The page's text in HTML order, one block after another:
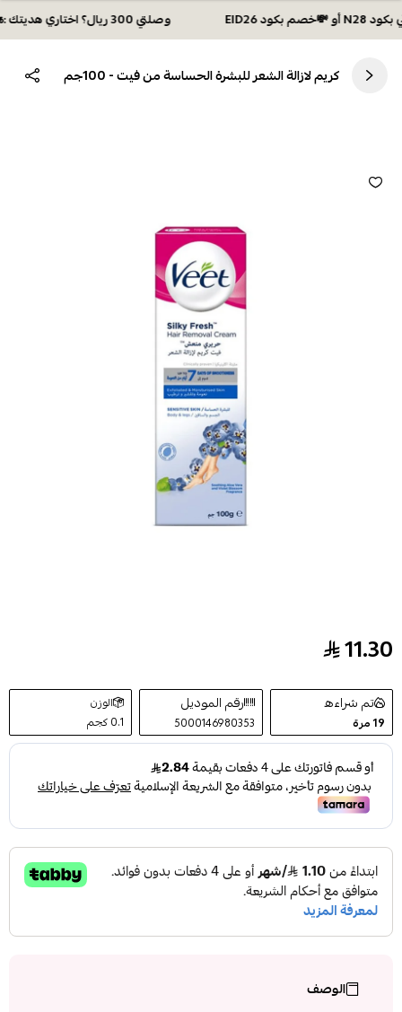
وصلتي 300 ريال؟ اختاري هديتك :🏍 شحن مجاني بكود N28 أو 💸خصم بكود EID26
كريم لازالة الشعر للبشرة الحساسة من فيت - 100جم
كريم لازالة الشعر للبشرة الحساسة من فيت - 100جم
11.30
تم شراءه
19مرة
رقم الموديل
5000146980353
الوزن
0.1 كجم
الوصف